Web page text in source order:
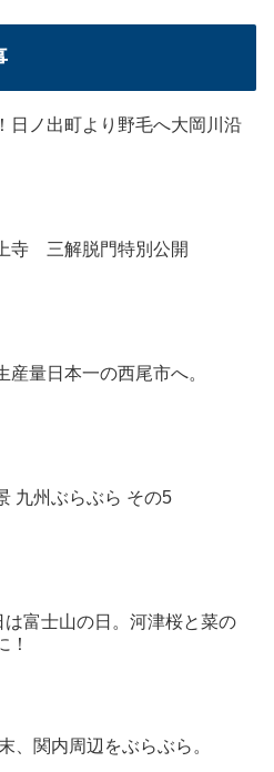
日ノ出町より野毛へ大岡川沿
寺 三解脱門特別公開
産量日本一の西尾市へ。
九州ぶらぶら その5
は富士山の日。河津桜と菜の
！
、関内周辺をぶらぶら。